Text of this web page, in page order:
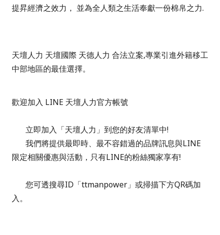
提昇經濟之效力， 並為全人類之生活奉獻一份棉帛之力.
天壇人力 天壇國際 天德人力 合法立案,專業引進外籍移工
中部地區的最佳選擇。
歡迎加入 LINE 天壇人力官方帳號
立即加入「天壇人力 」到您的好友清單中!
我們將提供最即時、最不容錯過的品牌訊息與LINE
限定相關優惠與活動，只有LINE的粉絲獨家享有!
您可透搜尋ID「ttmanpower」或掃描下方QR碼加
入。